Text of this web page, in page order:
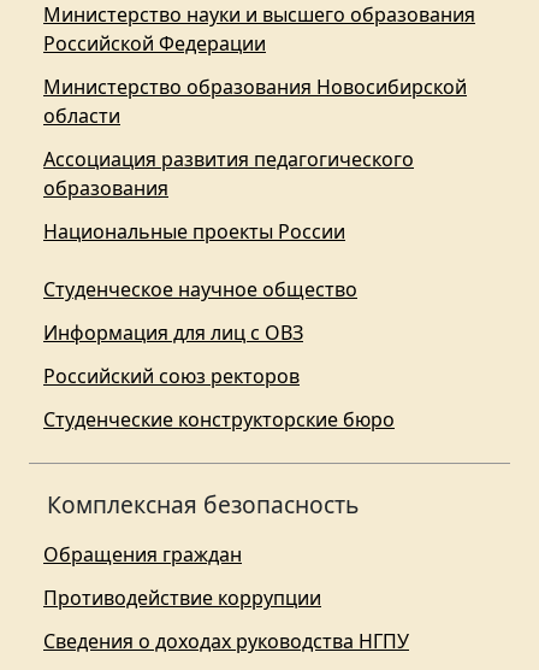
Министерство науки и высшего образования
Российской Федерации
Министерство образования Новосибирской
области
Ассоциация развития педагогического
образования
Национальные проекты России
Студенческое научное общество
Информация для лиц с ОВЗ
Российский союз ректоров
Студенческие конструкторские бюро
Комплексная безопасность
Обращения граждан
Противодействие коррупции
Сведения о доходах руководства НГПУ